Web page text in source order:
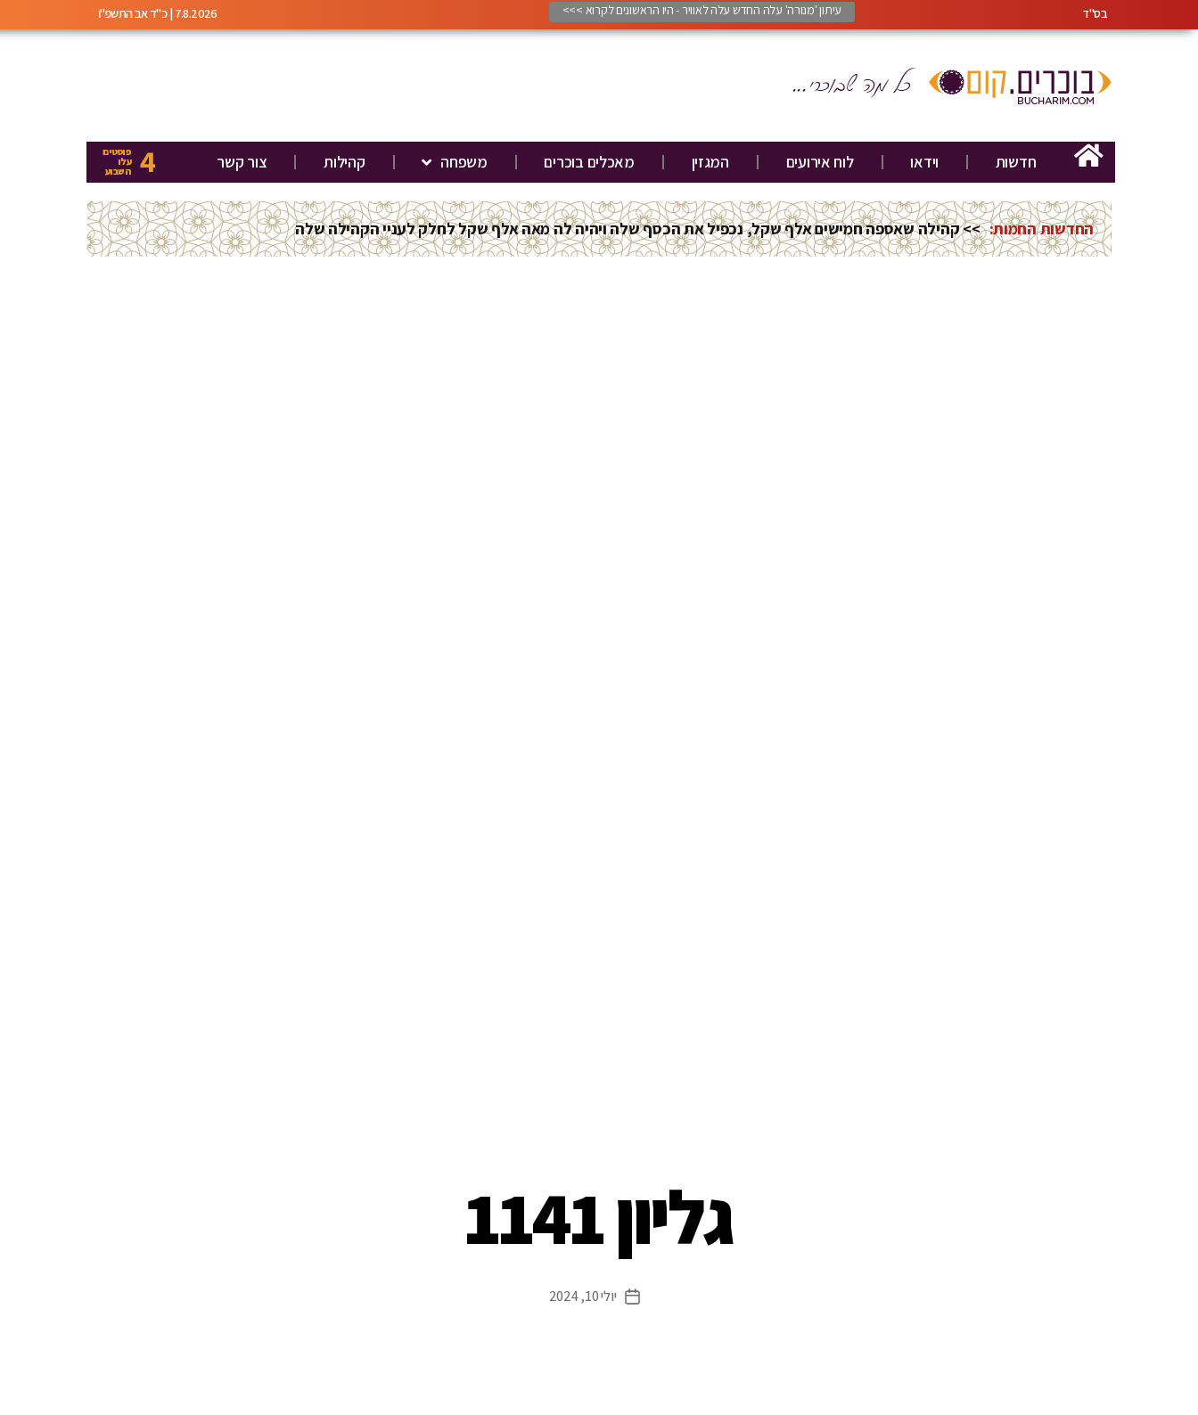
בס"ד עיתון 'מנורה' עלה החדש עלה לאוויר - היו הראשונים לקרוא >>> 7.8.2026 | כ"ד אב התשפ"ו
חדשות וידאו לוח אירועים המגזין מאכלים בוכרים משפחה קהילות צור קשר 4 פוסטים
עלו
השבוע
החדשות החמות: >> חוג להיסטוריה בקונגרס יהודי בוכרה
גליון 1141
יולי 10, 2024